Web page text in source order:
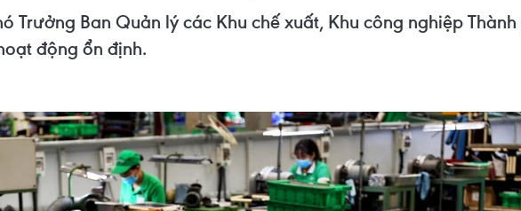
Trưởng Ban Quản lý các Khu chế xuất, Khu công nghiệp
động ổn định.